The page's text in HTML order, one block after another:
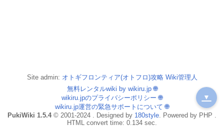
Site admin: オトギフロンティア(オトフロ)攻略 Wiki管理人
無料レンタルwiki by wikiru.jp🌐
wikiru.jpのプライバシーポリシー 🌐
wikiru.jp運営の緊急サポートについて 🌐
PukiWiki 1.5.4© 2001-2024 . Designed by 180style. Powered by PHP .
HTML convert time: 0.134 sec.
▼